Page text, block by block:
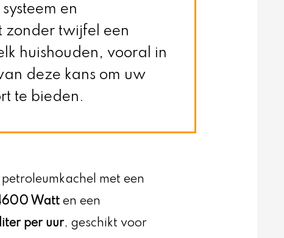
en
twijfel een
huishouden, vooral in
deze kans om uw
te bieden.
met een
Watt en een
per uur, geschikt voor